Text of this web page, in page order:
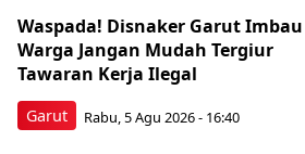
Garut
Waspada! Disnaker Garut Imbau
Warga Jangan Mudah Tergiur
Tawaran Kerja Ilegal
Rabu, 5 Agu 2026 - 16:40